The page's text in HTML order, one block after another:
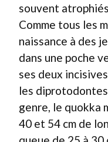
souvent
Comme tous les
naissance à des
dans une poche
ses deux
les
genre, le quokka
40 et 54 cm de